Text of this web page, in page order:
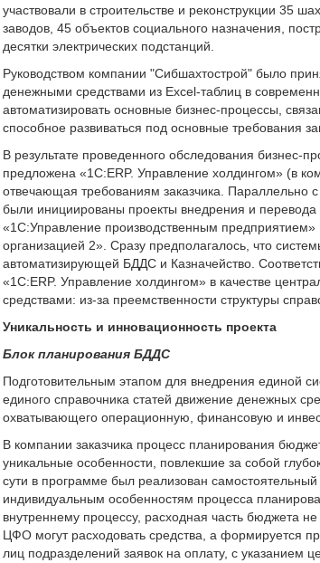
участвовали в строительстве и реконструкции 35
заводов, 45 объектов социального назначения,
десятки электрических подстанций.
Руководством компании "Сибшахтострой" было
денежными средствами из Excel-таблиц в
автоматизировать основные бизнес-процессы,
способное развиваться под основные требования
В результате проведенного обследования бизнес-
предложена «1С:ERP. Управление холдингом» (в
отвечающая требованиям заказчика. Параллельно
были инициированы проекты внедрения и перевода
«1С:Управление производственным
организацией 2». Сразу предполагалось, что
автоматизирующей БДДС и Казначейство.
«1С:ERP. Управление холдингом» в качестве
средствами: из-за преемственности структуры
Уникальность и инновационность проекта
Блок планирования БДДС
Подготовительным этапом для внедрения единой
единого справочника статей движение денежных
охватывающего операционную, финансовую и
В компании заказчика процесс планирования
уникальные особенности, повлекшие за собой
сути в программе был реализован
индивидуальным особенностям процесса
внутреннему процессу, расходная часть бюджета
ЦФО могут расходовать средства, а формируется
лиц подразделений заявок на оплату, с